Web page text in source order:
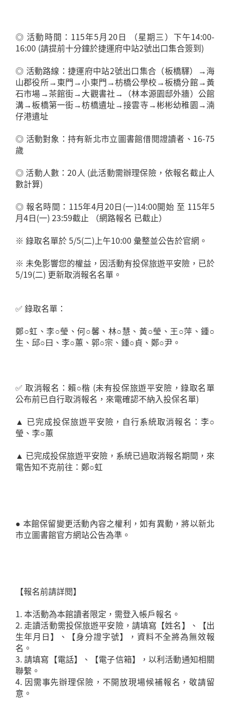
◎ 活動時間：115年5月20日 （星期三）下午14:00-
16:00 (請提前十分鐘於捷運府中站2號出口集合簽到)
◎ 活動路線：捷運府中站2號出口集合（板橋驛）→海
山郡役所→東門→小東門→枋橋公學校→板橋分館→黃
石市場→茶館街→大觀書社→（林本源園邸外牆）公館
溝→板橋第一街→枋橋遺址→接雲寺→彬彬幼稚園→湳
仔港遺址
◎ 活動對象：持有新北市立圖書館借閱證讀者、16-75
歲
◎ 活動人數：20人 (此活動需辦理保險，依報名截止人
數計算)
◎ 報名時間：115年4月20日(一)14:00開始 至 115年5
月4日(一) 23:59截止 （網路報名 已截止）
※ 錄取名單於 5/5(二)上午10:00 彙整並公告於官網。
※ 未免影響您的權益，因活動有投保旅遊平安險，已於
5/19(二) 更新取消報名名單。
✅ 錄取名單：
鄭○虹、李○瑩、何○馨、林○慧、黃○瑩、王○萍、鍾○
生、邱○曰、李○蕙、郭○宗、鍾○貞、鄭○尹。
✅ 取消報名：賴○楷 (未有投保旅遊平安險，錄取名單
公布前已自行取消報名，來電確認不納入投保名單)
▲ 已完成投保旅遊平安險，自行系統取消報名：李○
瑩、李○蕙
▲ 已完成投保旅遊平安險，系統已過取消報名期間，來
電告知不克前往：鄭○虹
● 本館保留變更活動內容之權利，如有異動，將以新北
市立圖書館官方網站公告為準。
【報名前請詳閱】
1. 本活動為本館讀者限定，需登入帳戶報名。
2. 走讀活動需投保旅遊平安險，請填寫【姓名】、【出
生年月日】、【身分證字號】，資料不全將為無效報
名。
3. 請填寫【電話】、【電子信箱】，以利活動通知相關
聯繫。
4. 因需事先辦理保險，不開放現場候補報名，敬請留
意。